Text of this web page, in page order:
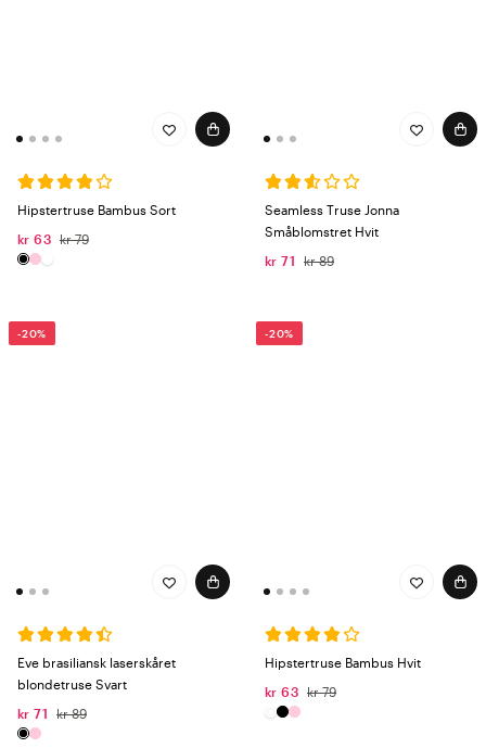
Hipstertruse Bambus Sort
kr 63 kr 79
Seamless Truse Jonna
Småblomstret Hvit
kr 71
kr 89
-20%
Eve brasiliansk laserskåret
blondetruse Svart
kr 71
kr 89
-20%
Hipstertruse Bambus Hvit
kr 63 kr 79